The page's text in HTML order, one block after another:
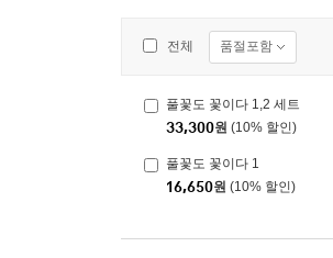
전체 품절포함
풀꽃도 꽃이다 1,2 세트
33,300원 (10% 할인)
풀꽃도 꽃이다 1
16,650원 (10% 할인)